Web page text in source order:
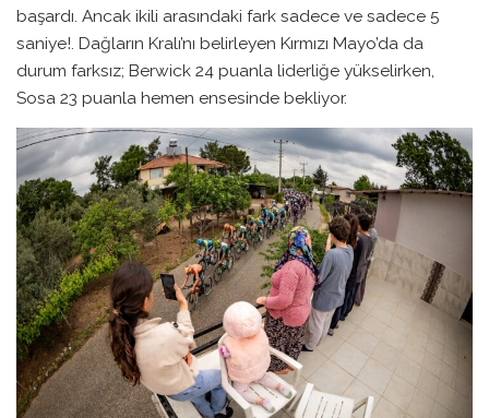
başardı. Ancak ikili arasındaki fark sadece ve sadece 5
saniye!. Dağların Kralı’nı belirleyen Kırmızı Mayo’da da
durum farksız; Berwick 24 puanla liderliğe yükselirken,
Sosa 23 puanla hemen ensesinde bekliyor.